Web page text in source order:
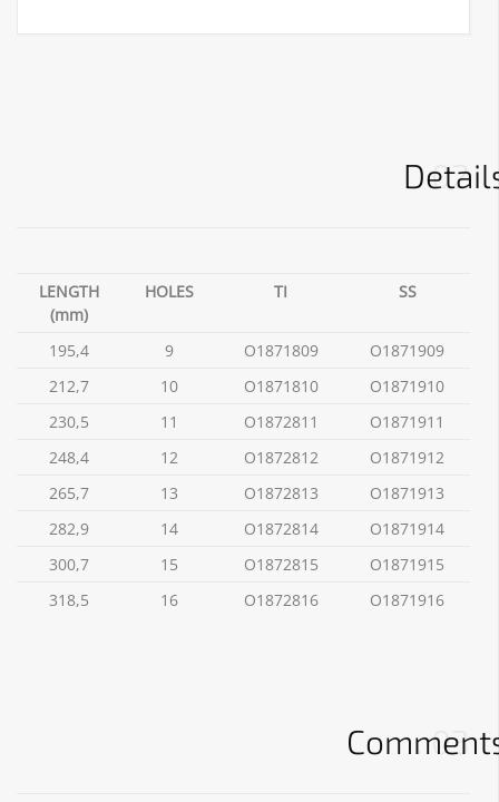
02
SS
TI
HOLES
LENGTH
(mm)
O1871909
O1871809
9
195,4
O1871910
O1871810
10
212,7
O1871911
O1872811
11
230,5
O1871912
O1872812
12
248,4
O1871913
O1872813
13
265,7
O1871914
O1872814
14
282,9
O1871915
O1872815
15
300,7
O1871916
O1872816
16
318,5
03